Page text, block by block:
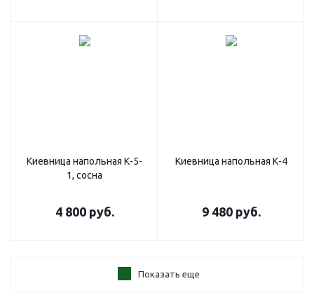
Киевница напольная К-5-
1, сосна
4 800руб.
Киевница напольная К-4
9 480руб.
Показать еще